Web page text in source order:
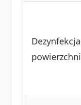
Dezynfekcja
powierzchni